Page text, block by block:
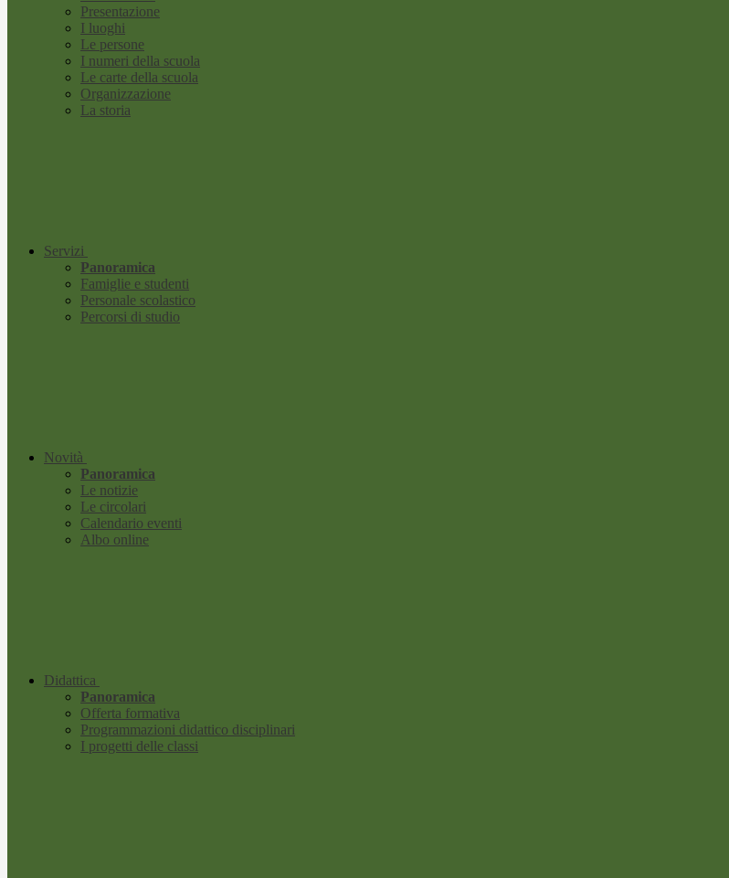
Presentazione
I luoghi
Le persone
I numeri della scuola
Le carte della scuola
Organizzazione
La storia
Servizi
Panoramica
Famiglie e studenti
Personale scolastico
Percorsi di studio
Novità
Panoramica
Le notizie
Le circolari
Calendario eventi
Albo online
Didattica
Panoramica
Offerta formativa
Programmazioni didattico disciplinari
I progetti delle classi